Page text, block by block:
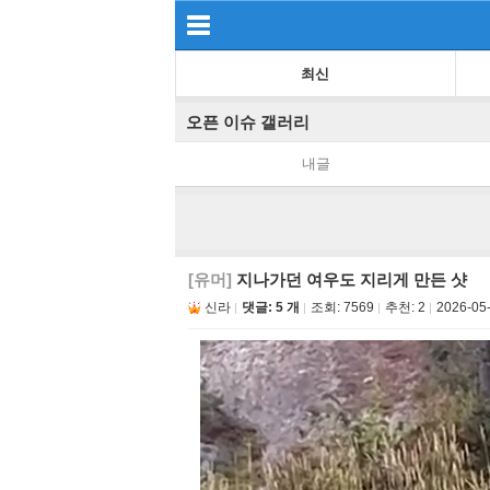
최신
오픈 이슈 갤러리
내글
[유머] 지나가던 여우도 지리게 만든 샷
신라 댓글: 5 개 조회: 7569 추천: 2 2026-